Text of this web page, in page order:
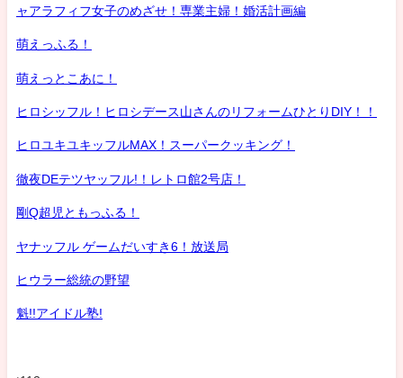
ャアラフィフ女子のめざせ！専業主婦！婚活計画編
萌えっふる！
萌えっとこあに！
ヒロシッフル！ヒロシデース山さんのリフォームひとりDIY！！
ヒロユキユキッフルMAX！スーパークッキング！
徹夜DEテツヤッフル!！レトロ館2号店！
剛Q超児ともっふる！
ヤナッフル ゲームだいすき6！放送局
ヒウラー総統の野望
魁!!アイドル塾!